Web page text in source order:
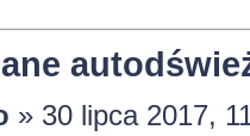
» 30 lipca 2017,